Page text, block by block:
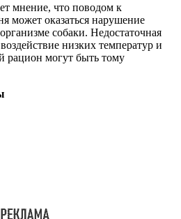
мнение, что поводом к
может оказаться нарушение
собаки. Недостаточная
низких температур и
рацион могут быть тому